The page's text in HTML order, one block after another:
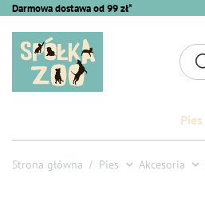
Darmowa dostawa od 99 zł*
Pies
Strona główna Pies Akcesoria